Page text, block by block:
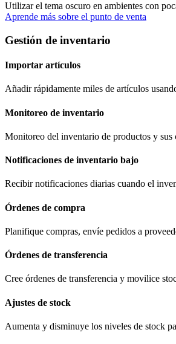
Utilizar el tema oscuro en ambientes con
Aprende más sobre el punto de venta
Gestión de inventario
Importar artículos
Añadir rápidamente miles de artículos
Monitoreo de inventario
Monitoreo del inventario de productos y sus
Notificaciones de inventario bajo
Recibir notificaciones diarias cuando el
Órdenes de compra
Planifique compras, envíe pedidos a
Órdenes de transferencia
Cree órdenes de transferencia y movilice
Ajustes de stock
Aumenta y disminuye los niveles de stock